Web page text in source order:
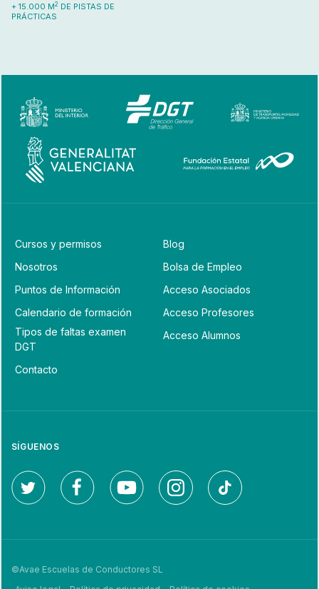
+ 15.000 M2 DE PISTAS DE
PRÁCTICAS
Cursos y permisos
Nosotros
Puntos de Información
Calendario de formación
Tipos de faltas examen
DGT
Contacto
Blog
Bolsa de Empleo
Acceso Asociados
Acceso Profesores
Acceso Alumnos
SÍGUENOS
©Avae Escuelas de Conductores SL